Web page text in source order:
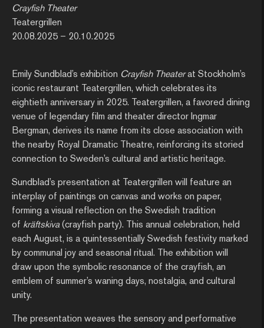
Crayfish Theater
Teatergrillen
20.08.2025 – 20.10.2025
Emily Sundblad’s exhibition Crayfish Theaterat Stockholm’s
iconic restaurant Teatergrillen, which celebrates its
eightieth anniversary in 2025. Teatergrillen, a favored dining
venue of legendary film and theater director Ingmar
Bergman, derives its name from its close association with
the nearby Royal Dramatic Theatre, reinforcing its storied
connection to Sweden’s cultural and artistic heritage.
Sundblad’s presentation at Teatergrillen will feature an
interplay of paintings on canvas and works on paper,
forming a visual reflection on the Swedish tradition
of kräftskiva (crayfish party). This annual celebration, held
each August, is a quintessentially Swedish festivity marked
by communal joy and seasonal ritual. The exhibition will
draw upon the symbolic resonance of the crayfish, an
emblem of summer’s waning days, nostalgia, and cultural
unity.
The presentation weaves the sensory and performative